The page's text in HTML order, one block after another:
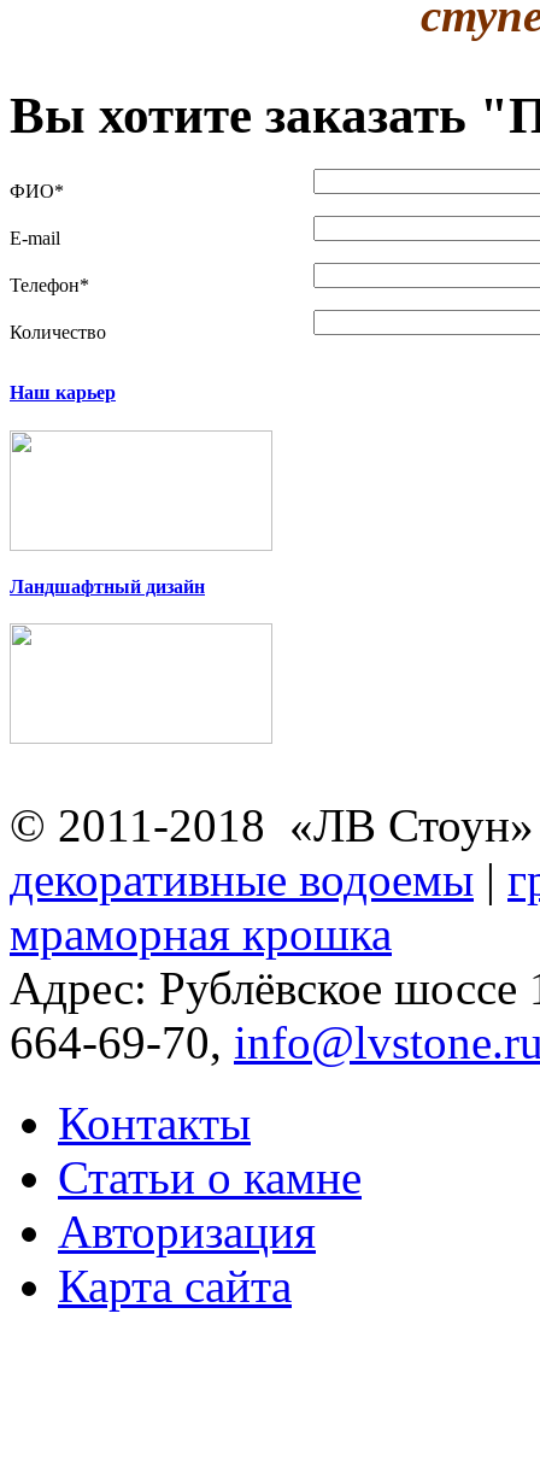
Вы хотите заказать "
ФИО*
E-mail
Телефон*
Количество
Наш карьер
Ландшафтный дизайн
© 2011-2018 «ЛВ
декоративные водоемы |
мраморная крошка
Адрес: Рублёвское
664-69-70,
Контакты
Статьи о камне
Авторизация
Карта сайта